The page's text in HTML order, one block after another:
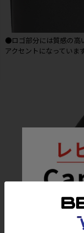
●ロゴ部分には質感の高
アクセントになっています